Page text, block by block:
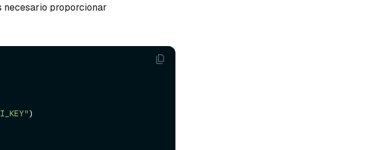
necesario proporcionar
)